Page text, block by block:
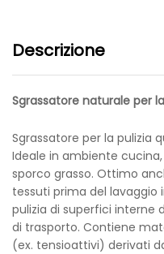
Descrizione
Sgrassatore naturale per
Sgrassatore per la pulizia
Ideale in ambiente
sporco grasso. Ottimo
tessuti prima del lavaggio
pulizia di superfici interne
di trasporto. Contiene
(ex. tensioattivi) derivati